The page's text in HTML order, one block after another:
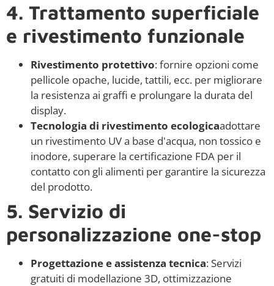
4. Trattamento superficiale
e rivestimento funzionale
Rivestimento protettivo: fornire opzioni come
pellicole opache, lucide, tattili, ecc. per migliorare
la resistenza ai graffi e prolungare la durata del
display.
Tecnologia di rivestimento ecologicaadottare
un rivestimento UV a base d'acqua, non tossico e
inodore, superare la certificazione FDA per il
contatto con gli alimenti per garantire la sicurezza
del prodotto.
5. Servizio di
personalizzazione one-stop
Progettazione e assistenza tecnica: Servizi
gratuiti di modellazione 3D, ottimizzazione